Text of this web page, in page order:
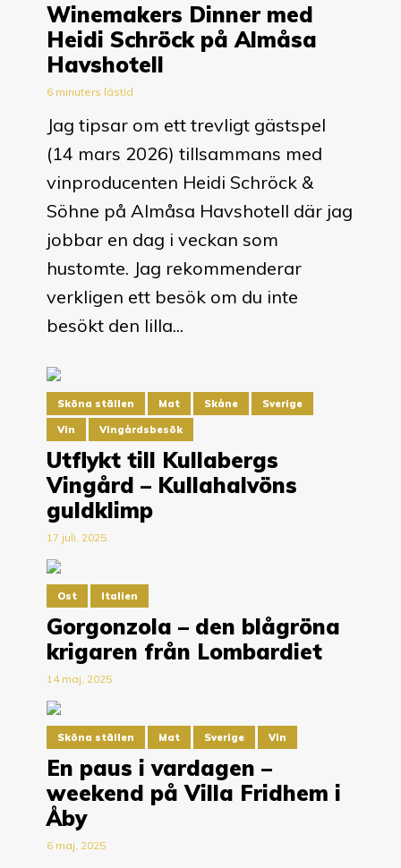
Winemakers Dinner med
Heidi Schröck på Almåsa
Havshotell
6 minuters lästid
Jag tipsar om ett trevligt gästspel
(14 mars 2026) tillsammans med
vinproducenten Heidi Schröck &
Söhne på Almåsa Havshotell där jag
jobbar en dag i veckan som
hustomte. Jag rekommenderar
verkligen ett besök om du inte
besökt den lilla...
Sköna ställen Mat Skåne Sverige
Vin Vingårdsbesök
Utflykt till Kullabergs
Vingård – Kullahalvöns
guldklimp
17 juli, 2025
Ost Italien
Gorgonzola – den blågröna
krigaren från Lombardiet
14 maj, 2025
Sköna ställen Mat Sverige Vin
En paus i vardagen –
weekend på Villa Fridhem i
Åby
6 maj, 2025